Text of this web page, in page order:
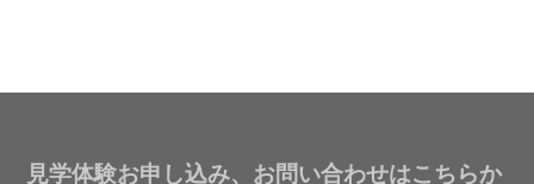
見学体験お申し込み、お問い合わせはこちらか